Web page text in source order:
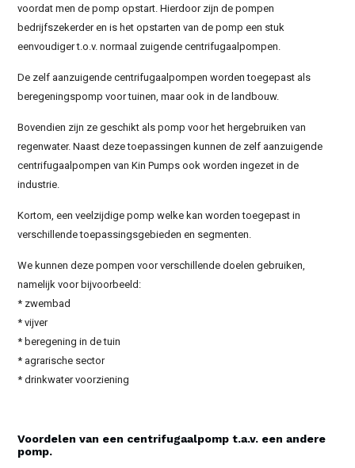
voordat men de pomp opstart. Hierdoor zijn de pompen
bedrijfszekerder en is het opstarten van de pomp een stuk
eenvoudiger t.o.v. normaal zuigende centrifugaalpompen.
De zelf aanzuigende centrifugaalpompen worden toegepast als
beregeningspomp voor tuinen, maar ook in de landbouw.
Bovendien zijn ze geschikt als pomp voor het hergebruiken van
regenwater. Naast deze toepassingen kunnen de zelf aanzuigende
centrifugaalpompen van Kin Pumps ook worden ingezet in de
industrie.
Kortom, een veelzijdige pomp welke kan worden toegepast in
verschillende toepassingsgebieden en segmenten.
We kunnen deze pompen voor verschillende doelen gebruiken,
namelijk voor bijvoorbeeld:
* zwembad
* vijver
* beregening in de tuin
* agrarische sector
* drinkwater voorziening
Voordelen van een centrifugaalpomp t.a.v. een andere
pomp.